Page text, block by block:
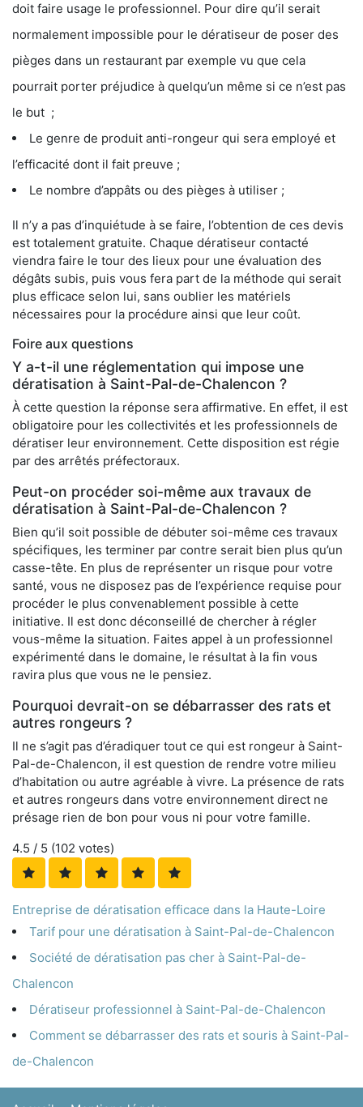
doit faire usage le professionnel. Pour dire qu’il serait
normalement impossible pour le dératiseur de poser des
pièges dans un restaurant par exemple vu que cela
pourrait porter préjudice à quelqu’un même si ce n’est pas
le but ;
Le genre de produit anti-rongeur qui sera employé et
l’efficacité dont il fait preuve ;
Le nombre d’appâts ou des pièges à utiliser ;
Il n’y a pas d’inquiétude à se faire, l’obtention de ces devis
est totalement gratuite. Chaque dératiseur contacté
viendra faire le tour des lieux pour une évaluation des
dégâts subis, puis vous fera part de la méthode qui serait
plus efficace selon lui, sans oublier les matériels
nécessaires pour la procédure ainsi que leur coût.
Foire aux questions
Y a-t-il une réglementation qui impose une
dératisation à Saint-Pal-de-Chalencon ?
À cette question la réponse sera affirmative. En effet, il est
obligatoire pour les collectivités et les professionnels de
dératiser leur environnement. Cette disposition est régie
par des arrêtés préfectoraux.
Peut-on procéder soi-même aux travaux de
dératisation à Saint-Pal-de-Chalencon ?
Bien qu’il soit possible de débuter soi-même ces travaux
spécifiques, les terminer par contre serait bien plus qu’un
casse-tête. En plus de représenter un risque pour votre
santé, vous ne disposez pas de l’expérience requise pour
procéder le plus convenablement possible à cette
initiative. Il est donc déconseillé de chercher à régler
vous-même la situation. Faites appel à un professionnel
expérimenté dans le domaine, le résultat à la fin vous
ravira plus que vous ne le pensiez.
Pourquoi devrait-on se débarrasser des rats et
autres rongeurs ?
Il ne s’agit pas d’éradiquer tout ce qui est rongeur à Saint-
Pal-de-Chalencon, il est question de rendre votre milieu
d’habitation ou autre agréable à vivre. La présence de rats
et autres rongeurs dans votre environnement direct ne
présage rien de bon pour vous ni pour votre famille.
4.5 / 5 (102 votes)
Entreprise de dératisation efficace dans la Haute-Loire
Tarif pour une dératisation à Saint-Pal-de-Chalencon
Société de dératisation pas cher à Saint-Pal-de-
Chalencon
Dératiseur professionnel à Saint-Pal-de-Chalencon
Comment se débarrasser des rats et souris à Saint-Pal-
de-Chalencon